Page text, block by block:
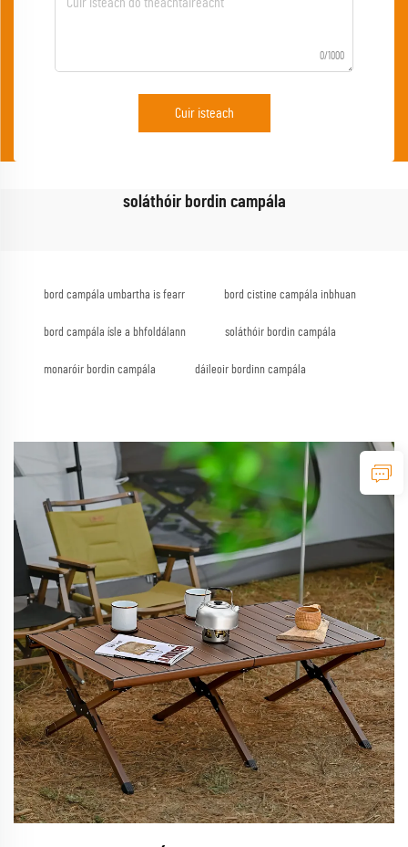
0/1000
Cuir isteach
soláthóir bordin campála
bord campála umbartha is fearr bord cistine campála inbhuan
bord campála ísle a bhfoldálann soláthóir bordin campála
monaróir bordin campála dáileoir bordinn campála